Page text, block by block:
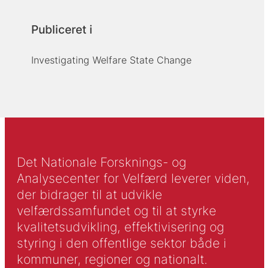
Publiceret i
Investigating Welfare State Change
Det Nationale Forsknings- og
Analysecenter for Velfærd leverer viden,
der bidrager til at udvikle
velfærdssamfundet og til at styrke
kvalitetsudvikling, effektivisering og
styring i den offentlige sektor både i
kommuner, regioner og nationalt.